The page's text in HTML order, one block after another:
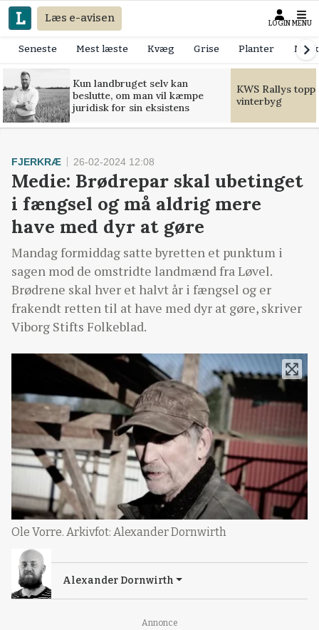
Læs e-avisen LOGIN MENU
Seneste Mest læste Kvæg Grise Planter
Kun landbruget selv kan
beslutte, om man vil kæmpe
juridisk for sin eksistens
KWS Rallys
vinterbyg
Annonce
FJERKRÆ 26-02-2024 12:08
Medie: Brødrepar skal ubetinget
i fængsel og må aldrig mere
have med dyr at gøre
Mandag formiddag satte byretten et punktum i
sagen mod de omstridte landmænd fra Løvel.
Brødrene skal hver et halvt år i fængsel og er
frakendt retten til at have med dyr at gøre, skriver
Viborg Stifts Folkeblad.
Ole Vorre. Arkivfot: Alexander Dornwirth
Alexander Dornwirth